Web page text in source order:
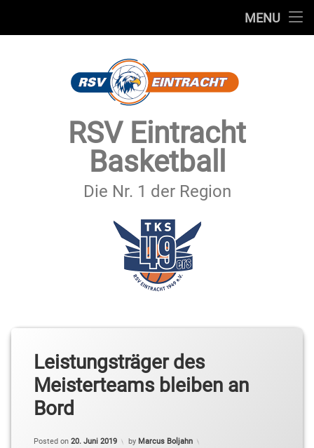
MENU
SECHSTER MANN
IMPRESSUM & DATENSCHUTZ
RSV Eintracht
Basketball
Die Nr. 1 der Region
Leistungsträger des
Meisterteams bleiben an
Bord
Posted on 20. Juni 2019 by Marcus Boljahn